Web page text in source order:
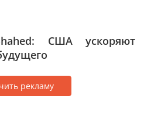
США ускоряют
рекламу